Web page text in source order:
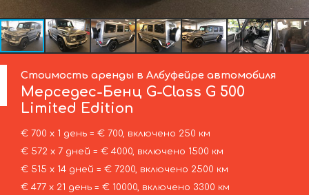
Стоимость аренды в Албуфейре автомобиля
Мерседес-Бенц G-Class G 500
Limited Edition
€ 700 х 1 день = € 700, включено 250 км
€ 572 х 7 дней = € 4000, включено 1500 км
€ 515 х 14 дней = € 7200, включено 2500 км
€ 477 х 21 день = € 10000, включено 3300 км